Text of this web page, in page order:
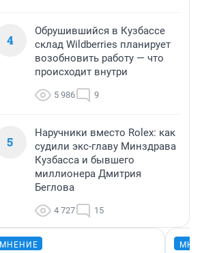
4
Обрушившийся в Кузбассе
склад Wildberries планирует
возобновить работу — что
происходит внутри
5 986 9
5
Наручники вместо Rolex: как
судили экс-главу Минздрава
Кузбасса и бывшего
миллионера Дмитрия
Беглова
4 727 15
МНЕНИЕ